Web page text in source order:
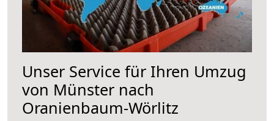
Unser Service für Ihren Umzug
von Münster nach
Oranienbaum-Wörlitz